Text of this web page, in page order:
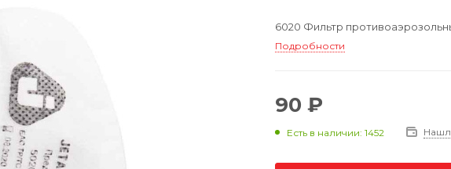
6020 Фильтр
Подробности
90 ₽
Есть в наличии: 1452